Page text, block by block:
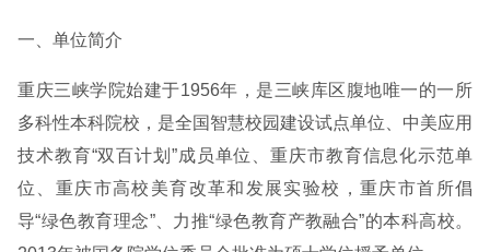
一、单位简介
重庆三峡学院始建于1956年，是三峡库区腹地唯一的一所
多科性本科院校，是全国智慧校园建设试点单位、中美应用
技术教育“双百计划”成员单位、重庆市教育信息化示范单
位、重庆市高校美育改革和发展实验校，重庆市首所倡
导“绿色教育理念”、力推“绿色教育产教融合”的本科高校。